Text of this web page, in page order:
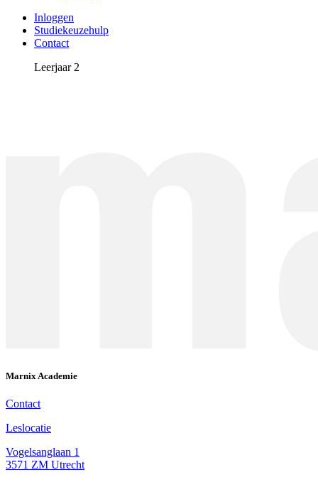
Inloggen
Studiekeuzehulp
Contact
Leerjaar 2
Marnix Academie
Contact
Leslocatie
Vogelsanglaan 1
3571 ZM Utrecht